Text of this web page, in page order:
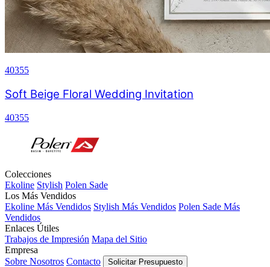
40355
Soft Beige Floral Wedding Invitation
40355
Colecciones
Ekoline Stylish Polen Sade
Los Más Vendidos
Ekoline Más Vendidos Stylish Más Vendidos Polen Sade Más
Vendidos
Enlaces Útiles
Trabajos de Impresión Mapa del Sitio
Empresa
Sobre Nosotros Contacto Solicitar Presupuesto